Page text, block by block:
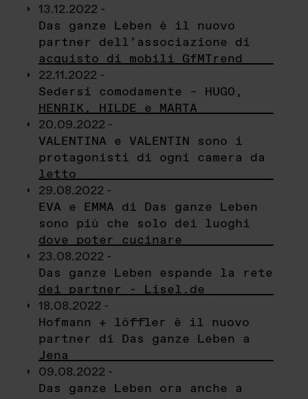
13.12.2022 -
Das ganze Leben è il nuovo
partner dell’associazione di
acquisto di mobili GfMTrend
22.11.2022 -
Sedersi comodamente – HUGO,
HENRIK, HILDE e MARTA
20.09.2022 -
VALENTINA e VALENTIN sono i
protagonisti di ogni camera da
letto
29.08.2022 -
EVA e EMMA di Das ganze Leben
sono più che solo dei luoghi
dove poter cucinare
23.08.2022 -
Das ganze Leben espande la rete
dei partner - Lisel.de
18.08.2022 -
Hofmann + löffler è il nuovo
partner di Das ganze Leben a
Jena
09.08.2022 -
Das ganze Leben ora anche a